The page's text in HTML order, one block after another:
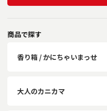
商品で探す
香り箱 / かにちゃいまっせ
大人のカニカマ